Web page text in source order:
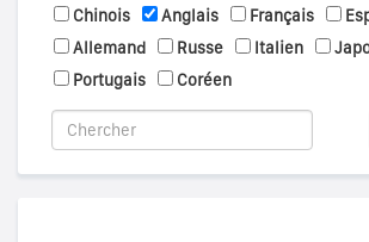
Chinois
Anglais Français
Allemand
Russe Italien
Portugais
Coréen